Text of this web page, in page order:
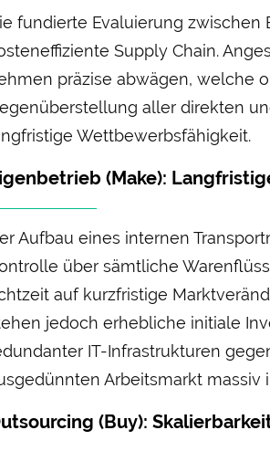
fundierte Evaluierung
Supply Chain.
präzise abwägen, welche
aller direkten
Wett­bewerbs­fähigkeit.
(Make):
Aufbau eines internen
über sämtliche
auf kurz­fristige
jedoch erhebliche initiale
IT-Infra­strukturen
Arbeitsmarkt massiv
(Buy):